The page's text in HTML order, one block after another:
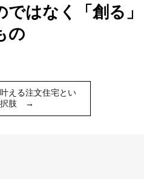
はなく「創る」
の
える注文住宅とい
肢
→